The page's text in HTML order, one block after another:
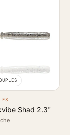
Shad 2.3"